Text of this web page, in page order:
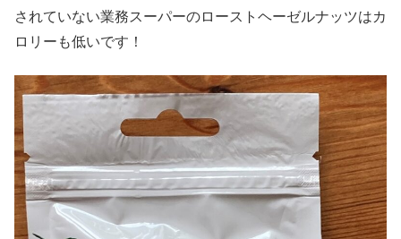
されていない業務スーパーのローストヘーゼルナッツはカ
ロリーも低いです！